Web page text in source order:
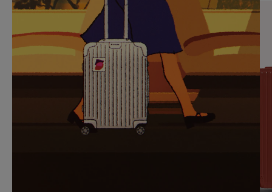
SUR
POUR
METTRE
PAUSE
VEUILLEZ
CLIQUER
POUR
RÉACTIVER
LE
SON